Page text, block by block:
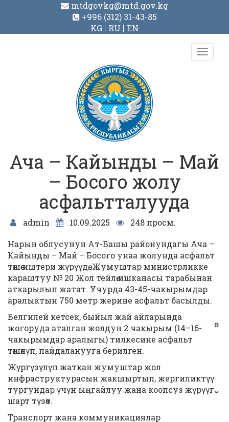
mtdgovkg@mtd.gov.kg
+996 (312) 31-43-85
KG
RU EN
Toggle
Ача – Кайынды – Май
– Босого жолу
асфальтталууда
admin 10.09.2025
248 просм.
Нарын облусунун Ат-Башы районундагы Ача –
Кайынды – Май – Босого унаа жолунда асфальт
төшөө иштери жүрүүдө. Жумуштар министрликке
караштуу № 20 Жол тейлөө ишканасы тарабынан
аткарылып жатат. Учурда 43-45-чакырымдар
аралыктын 750 метр жерине асфальт басылды.
Белгилей кетсек, быйыл жай айларында
жогоруда аталган жолдун 2 чакырым (14–16-
чакырымдар аралыгы) тилкесине асфальт
төшөлүп, пайдаланууга берилген.
Жүргүзүлүп жаткан жумуштар жол
инфраструктурасын жакшыртып, жергиликтүү
тургундар үчүн ыңгайлуу жана коопсуз жүрүүгө
шарт түзөт.
Транспорт жана коммуникациялар